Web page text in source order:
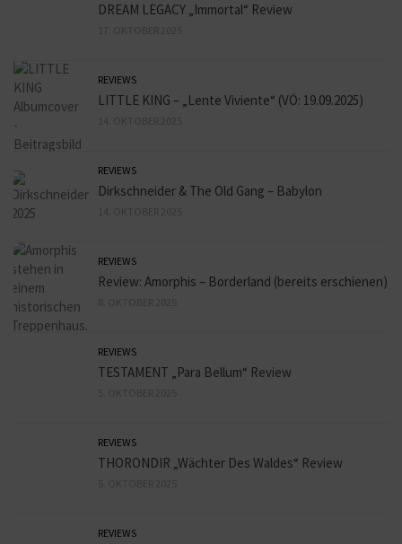
DREAM LEGACY „Immortal“ Review
REVIEWS
LITTLE KING – „Lente Viviente“ (VÖ: 19.09.2025)
REVIEWS
Dirkschneider & The Old Gang – Babylon
REVIEWS
Review: Amorphis – Borderland (bereits erschienen)
REVIEWS
TESTAMENT „Para Bellum“ Review
REVIEWS
THORONDIR „Wächter Des Waldes“ Review
REVIEWS